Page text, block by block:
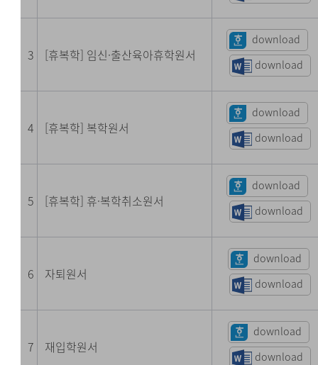
3 [휴복학] 임신·출산육아휴학원서
download
download
4 [휴복학] 복학원서
download
download
5 [휴복학] 휴·복학취소원서
download
download
6 자퇴원서
download
download
7 재입학원서
download
download